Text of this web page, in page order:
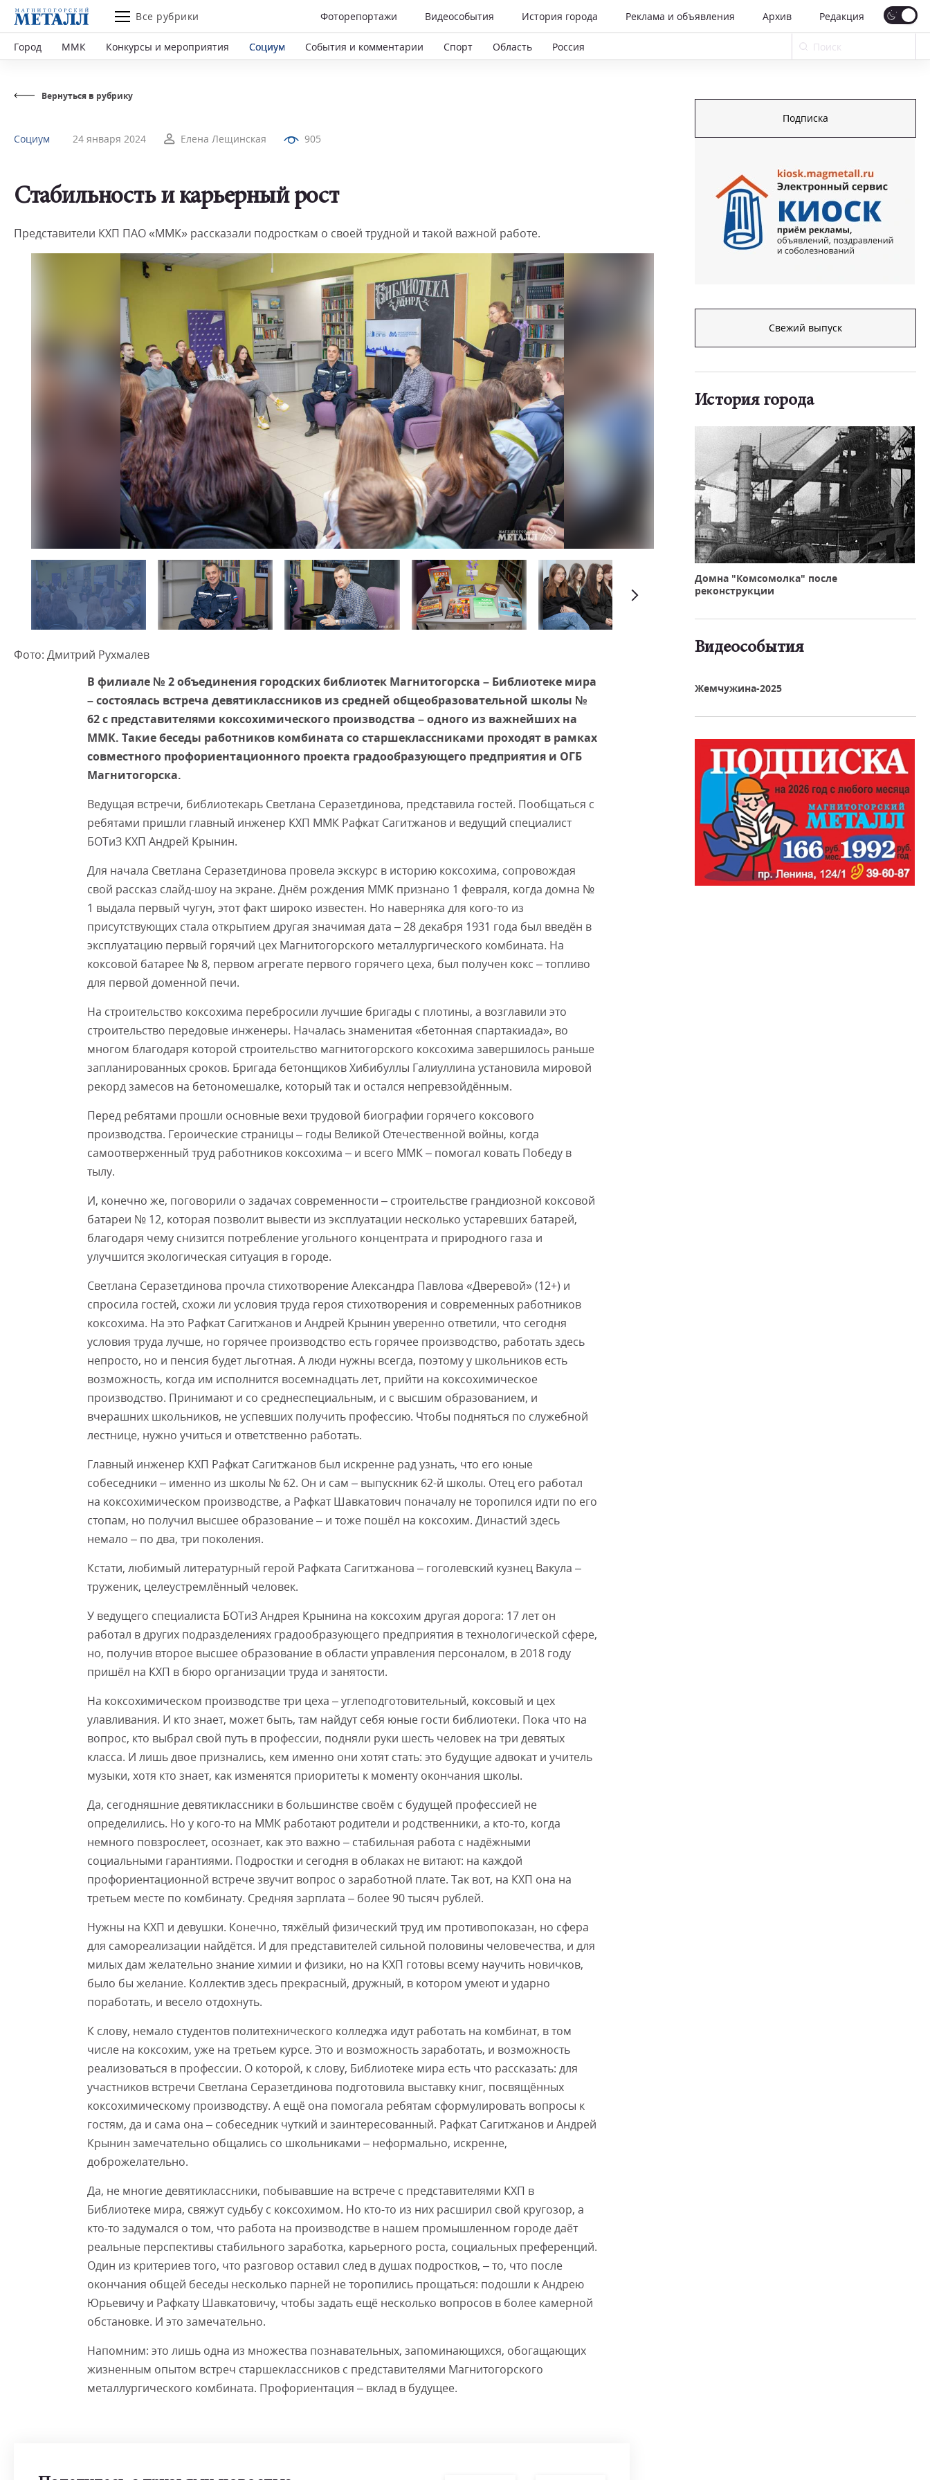
Все рубрики Фоторепортажи Видеособытия История города Реклама и объявления Архив Редакция
Город ММК Конкурсы и мероприятия Социум События и комментарии Спорт Область Россия
Вернуться в рубрику
Социум 24 января 2024 Елена Лещинская 905
Стабильность и карьерный рост
Представители КХП ПАО «ММК» рассказали подросткам о своей трудной и такой важной работе.
Рафкат Сагитжанов
Фото: Дмитрий Рухмалев
В филиале № 2 объединения городских библиотек Магнитогорска – Библиотеке мира
– состоялась встреча девятиклассников из средней общеобразовательной школы №
62 с представителями коксохимического производства – одного из важнейших на
ММК. Такие беседы работников комбината со старшеклассниками проходят в рамках
совместного профориентационного проекта градообразующего предприятия и ОГБ
Магнитогорска.
Ведущая встречи, библиотекарь Светлана Серазетдинова, представила гостей. Пообщаться с
ребятами пришли главный инженер КХП ММК Рафкат Сагитжанов и ведущий специалист
БОТиЗ КХП Андрей Крынин.
Для начала Светлана Серазетдинова провела экскурс в историю коксохима, сопровождая
свой рассказ слайд-шоу на экране. Днём рождения ММК признано 1 февраля, когда домна №
1 выдала первый чугун, этот факт широко известен. Но наверняка для кого-то из
присутствующих стала открытием другая значимая дата – 28 декабря 1931 года был введён в
эксплуатацию первый горячий цех Магнитогорского металлургического комбината. На
коксовой батарее № 8, первом агрегате первого горячего цеха, был получен кокс – топливо
для первой доменной печи.
На строительство коксохима перебросили лучшие бригады с плотины, а возглавили это
строительство передовые инженеры. Началась знаменитая «бетонная спартакиада», во
многом благодаря которой строительство магнитогорского коксохима завершилось раньше
запланированных сроков. Бригада бетонщиков Хибибуллы Галиуллина установила мировой
рекорд замесов на бетономешалке, который так и остался непревзойдённым.
Перед ребятами прошли основные вехи трудовой биографии горячего коксового
производства. Героические страницы – годы Великой Отечественной войны, когда
самоотверженный труд работников коксохима – и всего ММК – помогал ковать Победу в
тылу.
И, конечно же, поговорили о задачах современности – строительстве грандиозной коксовой
батареи № 12, которая позволит вывести из эксплуатации несколько устаревших батарей,
благодаря чему снизится потребление угольного концентрата и природного газа и
улучшится экологическая ситуация в городе.
Светлана Серазетдинова прочла стихотворение Александра Павлова «Дверевой» (12+) и
спросила гостей, схожи ли условия труда героя стихотворения и современных работников
коксохима. На это Рафкат Сагитжанов и Андрей Крынин уверенно ответили, что сегодня
условия труда лучше, но горячее производство есть горячее производство, работать здесь
непросто, но и пенсия будет льготная. А люди нужны всегда, поэтому у школьников есть
возможность, когда им исполнится восемнадцать лет, прийти на коксохимическое
производство. Принимают и со среднеспециальным, и с высшим образованием, и
вчерашних школьников, не успевших получить профессию. Чтобы подняться по служебной
лестнице, нужно учиться и ответственно работать.
Главный инженер КХП Рафкат Сагитжанов был искренне рад узнать, что его юные
собеседники – именно из школы № 62. Он и сам – выпускник 62-й школы. Отец его работал
на коксохимическом производстве, а Рафкат Шавкатович поначалу не торопился идти по его
стопам, но получил высшее образование – и тоже пошёл на коксохим. Династий здесь
немало – по два, три поколения.
Кстати, любимый литературный герой Рафката Сагитжанова – гоголевский кузнец Вакула –
труженик, целеустремлённый человек.
У ведущего специалиста БОТиЗ Андрея Крынина на коксохим другая дорога: 17 лет он
работал в других подразделениях градообразующего предприятия в технологической сфере,
но, получив второе высшее образование в области управления персоналом, в 2018 году
пришёл на КХП в бюро организации труда и занятости.
На коксохимическом производстве три цеха – углеподготовительный, коксовый и цех
улавливания. И кто знает, может быть, там найдут себя юные гости библиотеки. Пока что на
вопрос, кто выбрал свой путь в профессии, подняли руки шесть человек на три девятых
класса. И лишь двое признались, кем именно они хотят стать: это будущие адвокат и учитель
музыки, хотя кто знает, как изменятся приоритеты к моменту окончания школы.
Да, сегодняшние девятиклассники в большинстве своём с будущей профессией не
определились. Но у кого-то на ММК работают родители и родственники, а кто-то, когда
немного повзрослеет, осознает, как это важно – стабильная работа с надёжными
социальными гарантиями. Подростки и сегодня в облаках не витают: на каждой
профориентационной встрече звучит вопрос о заработной плате. Так вот, на КХП она на
третьем месте по комбинату. Средняя зарплата – более 90 тысяч рублей.
Нужны на КХП и девушки. Конечно, тяжёлый физический труд им противопоказан, но сфера
для самореализации найдётся. И для представителей сильной половины человечества, и для
милых дам желательно знание химии и физики, но на КХП готовы всему научить новичков,
было бы желание. Коллектив здесь прекрасный, дружный, в котором умеют и ударно
поработать, и весело отдохнуть.
К слову, немало студентов политехнического колледжа идут работать на комбинат, в том
числе на коксохим, уже на третьем курсе. Это и возможность заработать, и возможность
реализоваться в профессии. О которой, к слову, Библиотеке мира есть что рассказать: для
участников встречи Светлана Серазетдинова подготовила выставку книг, посвящённых
коксохимическому производству. А ещё она помогала ребятам сформулировать вопросы к
гостям, да и сама она – собеседник чуткий и заинтересованный. Рафкат Сагитжанов и Андрей
Крынин замечательно общались со школьниками – неформально, искренне,
доброжелательно.
Да, не многие девятиклассники, побывавшие на встрече с представителями КХП в
Библиотеке мира, свяжут судьбу с коксохимом. Но кто-то из них расширил свой кругозор, а
кто-то задумался о том, что работа на производстве в нашем промышленном городе даёт
реальные перспективы стабильного заработка, карьерного роста, социальных преференций.
Один из критериев того, что разговор оставил след в душах подростков, – то, что после
окончания общей беседы несколько парней не торопились прощаться: подошли к Андрею
Юрьевичу и Рафкату Шавкатовичу, чтобы задать ещё несколько вопросов в более камерной
обстановке. И это замечательно.
Напомним: это лишь одна из множества познавательных, запоминающихся, обогащающих
жизненным опытом встреч старшеклассников с представителями Магнитогорского
металлургического комбината. Профориентация – вклад в будущее.
Подписка
Свежий выпуск
История города
Домна "Комсомолка" после
реконструкции
Видеособытия
Жемчужина-2025